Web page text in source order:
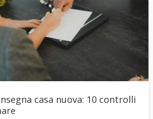
casa nuova: 10 controlli